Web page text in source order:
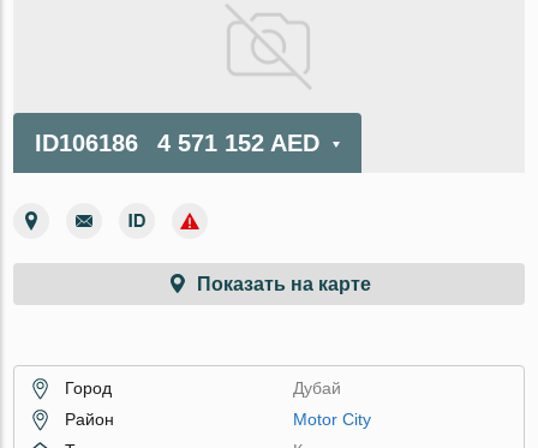
ID106186 4 571 152 AED
Показать на карте
Город
Дубай
Район
Motor City